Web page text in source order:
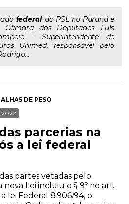
federaldo PSL no Paraná e
Câmara dos Deputados Luís
- Superintendente de
Unimed, responsável pelo
DE PESO
2022
parcerias na
a lei federal
partes vetadas pelo
nova Lei incluiu o § 9º no art.
lei Federal 8.906/94, o